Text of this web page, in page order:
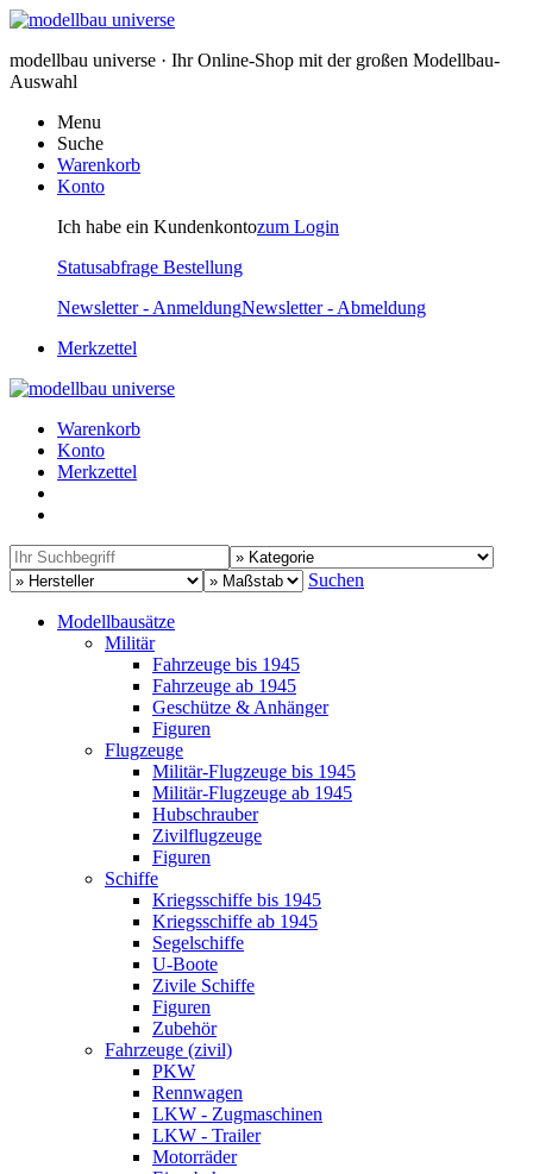
modellbau universe · Ihr Online-Shop mit der großen Modellbau-
Auswahl
Menu
Suche
Warenkorb
Konto
Ich habe ein Kundenkontozum Login
Statusabfrage Bestellung
Newsletter - AnmeldungNewsletter - Abmeldung
Merkzettel
Warenkorb
Konto
Merkzettel
Suchen
Modellbausätze
Militär
Fahrzeuge bis 1945
Fahrzeuge ab 1945
Geschütze & Anhänger
Figuren
Flugzeuge
Militär-Flugzeuge bis 1945
Militär-Flugzeuge ab 1945
Hubschrauber
Zivilflugzeuge
Figuren
Schiffe
Kriegsschiffe bis 1945
Kriegsschiffe ab 1945
Segelschiffe
U-Boote
Zivile Schiffe
Figuren
Zubehör
Fahrzeuge (zivil)
PKW
Rennwagen
LKW - Zugmaschinen
LKW - Trailer
Motorräder